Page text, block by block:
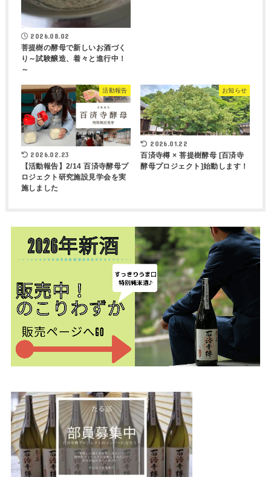
2026.08.02
菩提樹の酵母で新しいお酒づく
り～試験醸造、着々と進行中！
～
活動報告
2026.02.23
【活動報告】2/14 百済寺酵母プ
ロジェクト研究施設見学会を実
施しました
お知らせ
2026.01.22
百済寺樽 × 菩提樹酵母 [百済寺
酵母プロジェクト]始動します！